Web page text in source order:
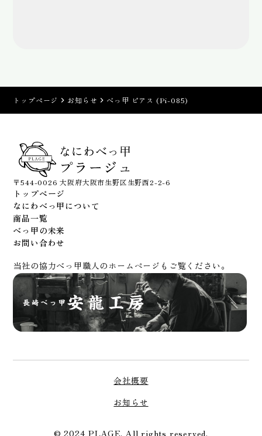
トップページ お知らせ べっ甲 ピアス (Pi-085)
〒544-0026 大阪府大阪市生野区生野西2-2-6
トップページ
なにわべっ甲について
商品一覧
べっ甲の未来
お問い合わせ
当社の協力べっ甲職人のホームページもご覧ください。
© 2024 PLAGE. All rights reserved.
会社概要
お知らせ